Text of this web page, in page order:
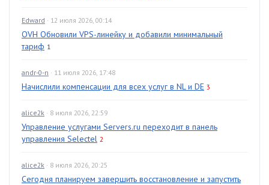
Edward · 12 июля 2026, 00:14
OVH Обновили VPS-линейку и добавили минимальный
тариф 1
andr-0-n · 11 июля 2026, 17:48
Начислили компенсации для всех услуг в NL и DE 3
alice2k · 8 июля 2026, 22:59
Управление услугами Servers.ru переходит в панель
управления Selectel 2
alice2k · 8 июля 2026, 20:25
Сегодня планируем завершить восстановление и запустить